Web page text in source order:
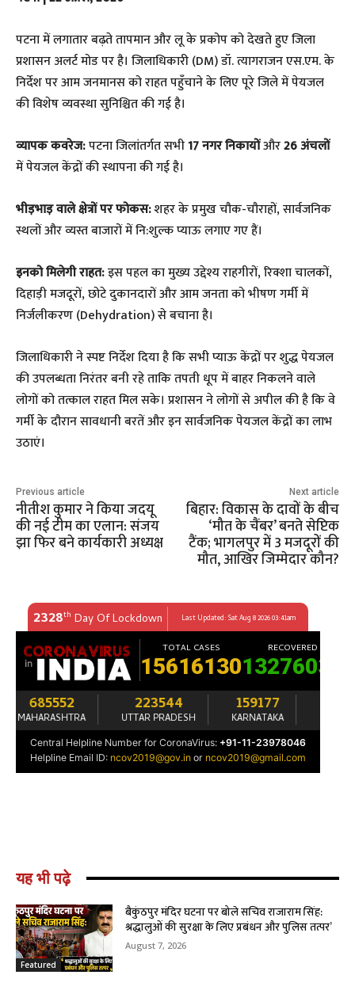
​पटना में लगातार बढ़ते तापमान और लू के प्रकोप को देखते हुए जिला
प्रशासन अलर्ट मोड पर है। जिलाधिकारी (DM) डॉ. त्यागराजन एस.एम. के
निर्देश पर आम जनमानस को राहत पहुँचाने के लिए पूरे जिले में पेयजल
की विशेष व्यवस्था सुनिश्चित की गई है।
व्यापक कवरेज:पटना जिलांतर्गत सभी17 नगर निकायोंऔर26 अंचलों
में पेयजल केंद्रों की स्थापना की गई है।
भीड़भाड़ वाले क्षेत्रों पर फोकस:शहर के प्रमुख चौक-चौराहों, सार्वजनिक
स्थलों और व्यस्त बाजारों में नि:शुल्क प्याऊ लगाए गए हैं।
इनको मिलेगी राहत:इस पहल का मुख्य उद्देश्य राहगीरों, रिक्शा चालकों,
दिहाड़ी मजदूरों, छोटे दुकानदारों और आम जनता को भीषण गर्मी में
निर्जलीकरण (Dehydration) से बचाना है।
जिलाधिकारी ने स्पष्ट निर्देश दिया है कि सभी प्याऊ केंद्रों पर शुद्ध पेयजल
की उपलब्धता निरंतर बनी रहे ताकि तपती धूप में बाहर निकलने वाले
लोगों को तत्काल राहत मिल सके। प्रशासन ने लोगों से अपील की है कि वे
गर्मी के दौरान सावधानी बरतें और इन सार्वजनिक पेयजल केंद्रों का लाभ
उठाएं।
Previous article
नीतीश कुमार ने किया जदयू
की नई टीम का एलान: संजय
झा फिर बने कार्यकारी अध्यक्ष
Next article
बिहार: विकास के दावों के बीच
‘मौत के चैंबर’ बनते सेप्टिक
टैंक; भागलपुर में 3 मजदूरों की
मौत, आखिर जिम्मेदार कौन?
यह भी पढ़े
Featured
बैकुंठपुर मंदिर घटना पर बोले सचिव राजाराम सिंह:
श्रद्धालुओं की सुरक्षा के लिए प्रबंधन और पुलिस तत्पर’
August 7, 2026